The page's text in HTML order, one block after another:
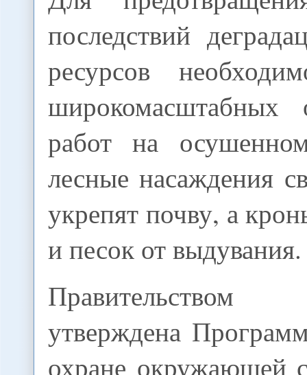
последствий
ресурсов
широкомасштабных
работ на
лесные насаждения
укрепят почву, а
и песок от выдувания.
Правительством
утверждена
охране окружающей